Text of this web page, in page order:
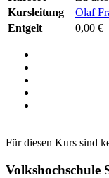
Kursleitung
Olaf
Entgelt
0,00 €
Für diesen Kurs sind
Volkshochschule